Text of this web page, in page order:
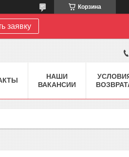
Корзина
заявку
НАШИ
ВАКАНСИИ